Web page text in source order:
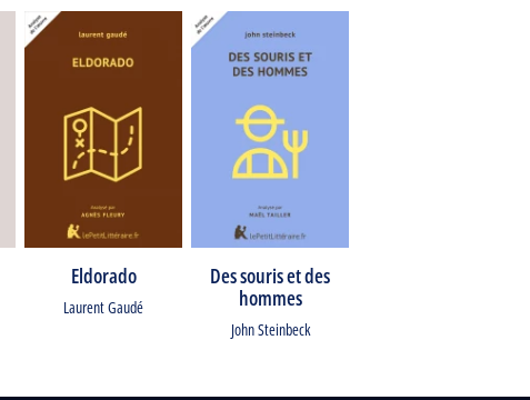
Eldorado
Laurent Gaudé
Des souris et des
hommes
John Steinbeck